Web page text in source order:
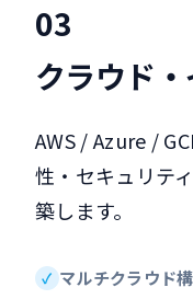
03
クラウド
AWS / Azure /
性・セキュリテ
築します。
マルチクラウド